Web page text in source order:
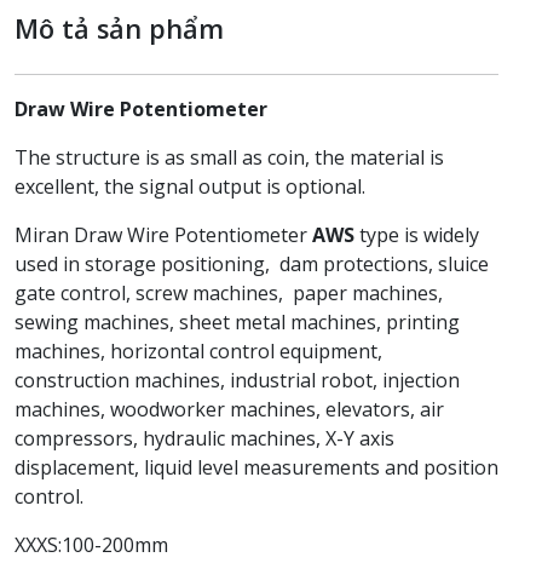
Mô tả sản phẩm
Draw Wire Potentiometer
The structure is as small as coin, the material is
excellent, the signal output is optional.
Miran Draw Wire PotentiometerAWStype is widely
used in storage positioning, dam protections, sluice
gate control, screw machines, paper machines,
sewing machines, sheet metal machines, printing
machines, horizontal control equipment,
construction machines, industrial robot, injection
machines, woodworker machines, elevators, air
compressors, hydraulic machines, X-Y axis
displacement, liquid level measurements and position
control.
XXXS:100-200mm